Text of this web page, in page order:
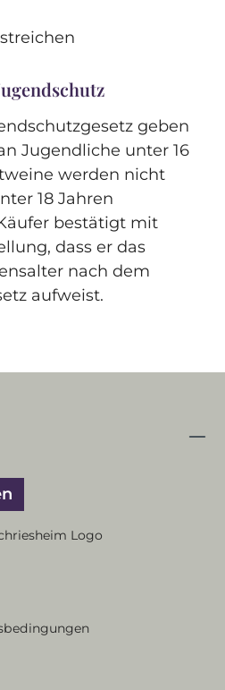
geben
Jugendliche unter 16
werden nicht
18 Jahren
bestätigt mit
dass er das
nach dem
aufweist.